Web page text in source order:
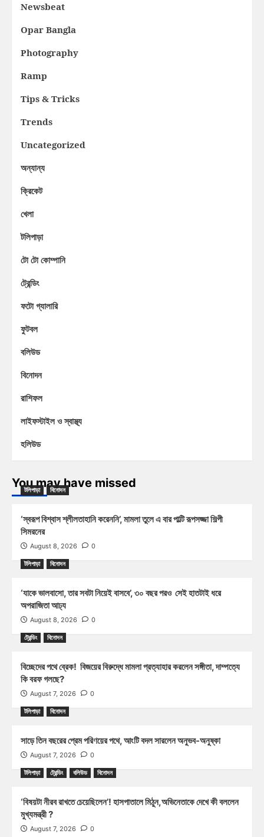
Newsbeat
Opar Bangla
Photography
Ramp
Tips & Tricks
Trends
Uncategorized
অন্যান্য
ক্রিকেট
খেলা
টলিপাড়া
টো টো কোম্পানি
ট্রেন্ডিং
ফটো গ্যালারি
ফুটবল
বলিউড
বিনোদন
রাশিফল
লাইফস্টাইল ও স্বাস্থ্য
হলিউড
You may have missed
টলিপাড়া বিনোদন
‘স্বরূপ বিশ্বাস শ্লীলতাহানি করেননি’, মামলা তুলে এ বার পাল্টি রূপসজ্জা শিল্পী
সিমরনের
August 8, 2026 0
টলিপাড়া বিনোদন
‘যাকে ভালবাসো, তার সবটা নিয়েই বাসবে’, ৩০ বছর পরও সেই হাতটাই ধরে
অপরাজিতা আঢ্য
August 8, 2026 0
ট্রেন্ডিং বিনোদন
বিচ্ছেদের পথে ব্রেক! বিজয়ের বিরুদ্ধে মামলা প্রত্যাহার করলেন সঙ্গীতা, দাম্পত্যে
কি বরফ গলছে?
August 7, 2026 0
টলিপাড়া বিনোদন
সাড়ে তিন বছরের প্রেম পরিণয়ের পথে, আংটি বদল সারলেন অনুভব-অনুষ্কা
August 7, 2026 0
টলিপাড়া ট্রেন্ডিং বলিউড বিনোদন
‘বিষয়টা নীরব রাখতে চেয়েছিলেন’! হাসপাতালে মিঠুন,অভিনেতাকে দেখে কী বললেন
মুখ্যমন্ত্রী ?
August 7, 2026 0